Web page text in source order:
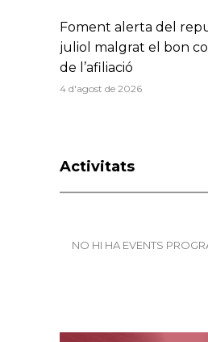
Foment alerta del
juliol malgrat el bon
de l’afiliació
4 d'agost de 2026
Activitats
NO HI HA EVENTS